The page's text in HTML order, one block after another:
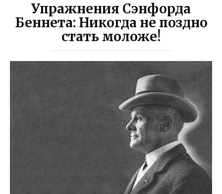
Упражнения Сэнфорда
Беннета: Никогда не поздно
стать моложе!